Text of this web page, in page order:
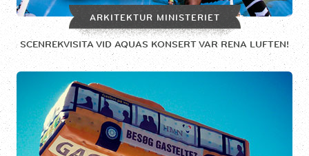
ARKITEKTUR MINISTERIET
SCENREKVISITA VID AQUAS KONSERT VAR RENA LUFTEN!